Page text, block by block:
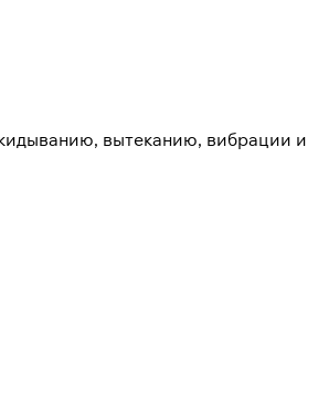
вытеканию, вибрации и